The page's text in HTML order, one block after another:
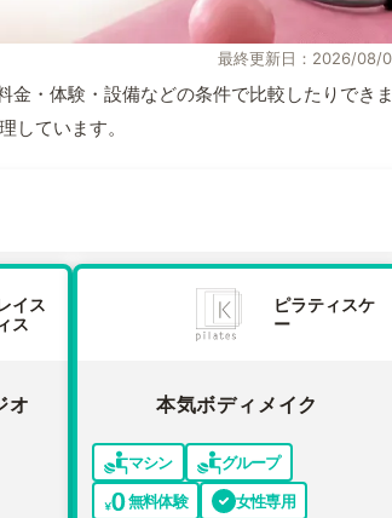
最終更新日：2026/08/
金・体験・設備などの条件で比較したりでき
しています。
イス
ス
オ
ピラティスケ
ー
本気ボディメイク
マシン
グループ
無料体験
女性専用